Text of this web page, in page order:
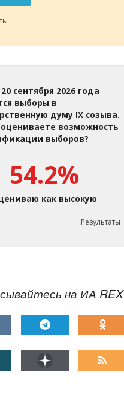
сентября 2026 года
выборы в
думу IX созыва.
возможность
выборов?
54.2%
как высокую
Результаты
на ИА REX